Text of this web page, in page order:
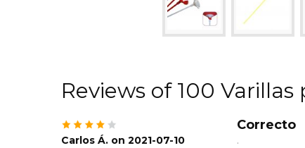
Reviews of 100
Correcto
Carlos Á. on 2021-07-10
.